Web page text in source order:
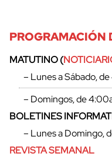
cerrar
PROGRAMACIÓN
MATUTINO (
– Lunes a Sábado,
– Domingos, de
BOLETINES
– Lunes a Domingo,
REVISTA SEMANAL